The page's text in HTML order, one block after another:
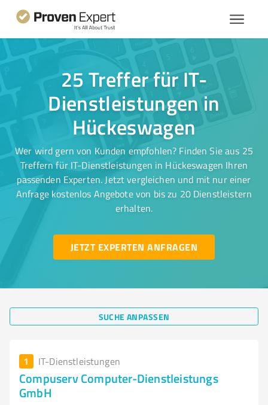
25 Treffer für IT-
Dienstleistungen in
Hückeswagen
Wer wird gern von Kunden empfohlen? Finden Sie aus 25
Treffern für IT-Dienstleistungen in Hückeswagen Ihren
passenden Experten. Jetzt vergleichen und mit nur einer
Anfrage kostenlos Angebote von bis zu 20 Dienstleistern
erhalten.
JETZT EXPERTEN ANFRAGEN
SUCHE ANPASSEN
1 IT-Dienstleistungen
Compuserv Computer-Dienstleistungs
GmbH